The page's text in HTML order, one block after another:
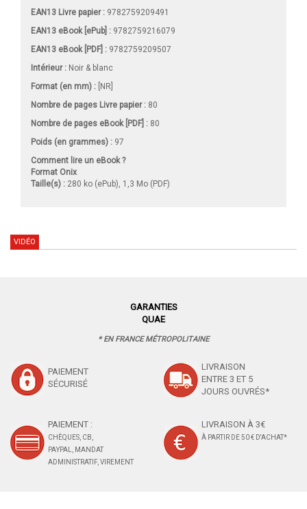
EAN13 Livre papier : 9782759209491
EAN13 eBook [ePub] : 9782759216079
EAN13 eBook [PDF] : 9782759209507
Intérieur : Noir & blanc
Format (en mm) : [NR]
Nombre de pages Livre papier: 80
Nombre de pages eBook [PDF] : 80
Poids (en grammes) : 97
Comment lire un eBook ?
Format Onix
Taille(s) : 280 ko (ePub), 1,3 Mo (PDF)
VIDÉO
GARANTIES
QUAE
* EN FRANCE MÉTROPOLITAINE
PAIEMENT
SÉCURISÉ
LIVRAISON
ENTRE 3 ET 5
JOURS OUVRÉS*
PAIEMENT :
CHÈQUES, CB,
PAYPAL, MANDAT
ADMINISTRATIF, VIREMENT
LIVRAISON À 3€
À PARTIR DE 50 € D'ACHAT*